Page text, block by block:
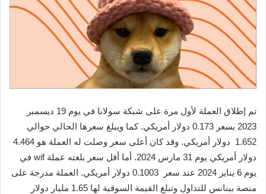
تم إطلاق العملة لأول مرة على شبكة سولانا في يوم 19 ديسمبر
2023 بسعر 0.173 دولار أمريكي. كما ويبلغ سعرها الحالي حوالي
1.652 دولار أمريكي. وقد كان أعلى سعر وصلت له العملة هو 4.464
دولار أمريكي يوم 31 مارس 2024. أما أقل سعر بلغته عملة wif في
يوم 6 يناير 2024 عند سعر 0.1003 دولار أمريكي. العملة مدرجة على
منصة بينانس للتداول وتبلغ القيمة السوقية لها 1.65 مليار دولار